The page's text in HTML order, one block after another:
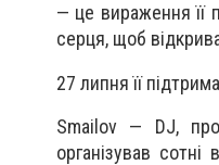
— це вираження її
серця, щоб
27 липня її
Smailov — DJ,
організував сотні